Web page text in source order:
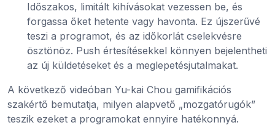
Időszakos, limitált kihívásokat vezessen be, és
forgassa őket hetente vagy havonta. Ez újszerűvé
teszi a programot, és az időkorlát cselekvésre
ösztönöz. Push értesítésekkel könnyen bejelentheti
az új küldetéseket és a meglepetésjutalmakat.
A következő videóban Yu-kai Chou gamifikációs
szakértő bemutatja, milyen alapvető „mozgatórugók”
teszik ezeket a programokat ennyire hatékonnyá.